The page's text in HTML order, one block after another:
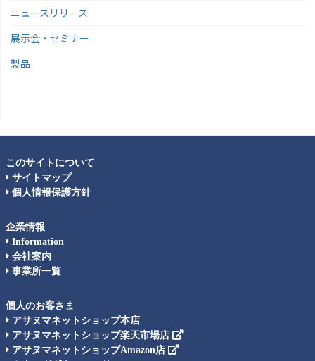
ニュースリリース
展示会・セミナー
製品
このサイトについて
サイトマップ
個人情報保護方針
企業情報
Information
会社案内
事業所一覧
個人のお客さま
アサヌマネットショップ本店
アサヌマネットショップ楽天市場店
アサヌマネットショップAmazon店